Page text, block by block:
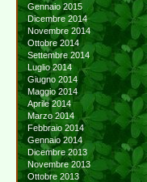
Gennaio 2015
Dicembre 2014
Novembre 2014
Ottobre 2014
Settembre 2014
Luglio 2014
Giugno 2014
Maggio 2014
Aprile 2014
Marzo 2014
Febbraio 2014
Gennaio 2014
Dicembre 2013
Novembre 2013
Ottobre 2013